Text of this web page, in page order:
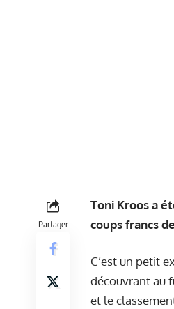
Partager
Toni Kroos a
coups francs
C’est un petit
découvrant au
et le